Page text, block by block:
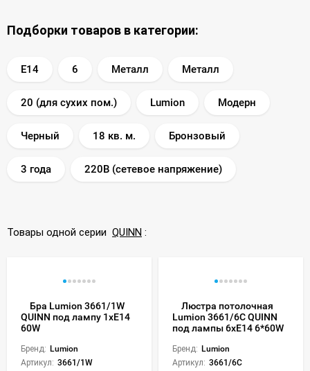
Подборки товаров в категории:
E14 6 Металл Металл
20 (для сухих пом.) Lumion Модерн
Черный 18 кв. м. Бронзовый
3 года 220В (сетевое напряжение)
Товары одной серии QUINN :
Бра Lumion 3661/1W
QUINN под лампу 1xE14
60W
Бренд: Lumion
Артикул: 3661/1W
Люстра потолочная
Lumion 3661/6C QUINN
под лампы 6xE14 6*60W
Бренд: Lumion
Артикул: 3661/6C